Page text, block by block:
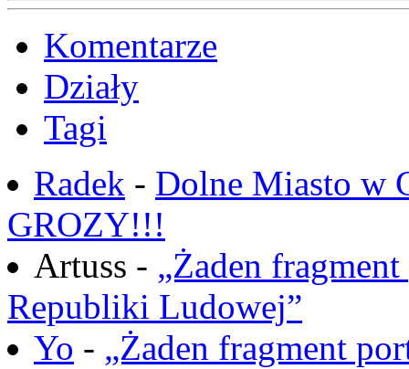
Komentarze
Działy
Tagi
Radek - Dolne Miasto w
GROZY!!!
Artuss - „Żaden
Republiki Ludowej”
Yo - „Żaden fragment